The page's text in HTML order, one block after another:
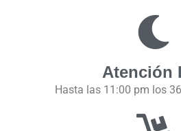
Atención
Hasta las 11:00 pm los